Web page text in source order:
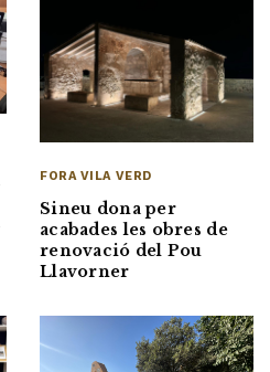
FORA VILA VERD
Sineu dona per
acabades les obres de
renovació del Pou
Llavorner